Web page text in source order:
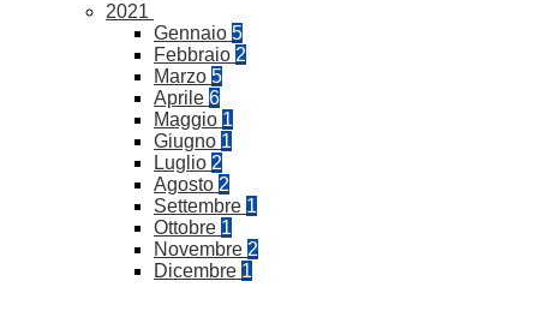
2021
Gennaio 5
Febbraio 2
Marzo 5
Aprile 6
Maggio 1
Giugno 1
Luglio 2
Agosto 2
Settembre 1
Ottobre 1
Novembre 2
Dicembre 1